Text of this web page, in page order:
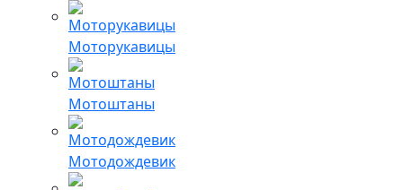
Моторукавицы
Мотоштаны
Мотодождевик